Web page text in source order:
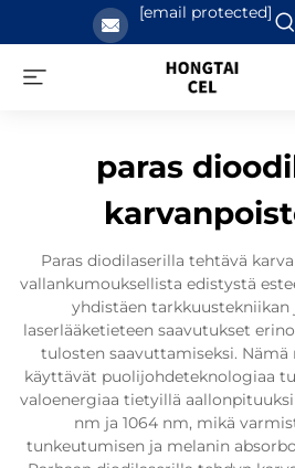
[email protected]
paras
Paras diodilaserilla tehtävä
vallankumouksellista edistystä
yhdistäen
laserlääketieteen saavutukset
tulosten saavuttamiseksi.
käyttävät puolijohdeteknologiaa
valoenergiaa tietyillä
nm ja 1064 nm, mikä
tunkeutumisen ja melanin